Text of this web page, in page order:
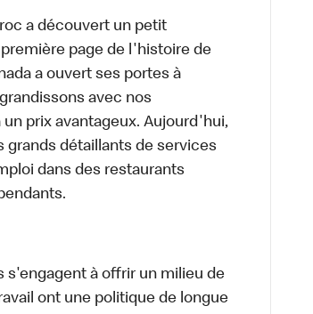
a découvert un petit
page de l'histoire de
a ouvert ses portes à
avec nos
prix avantageux. Aujourd'hui,
détaillants de services
dans des restaurants
s'engagent à offrir un milieu de
ont une politique de longue